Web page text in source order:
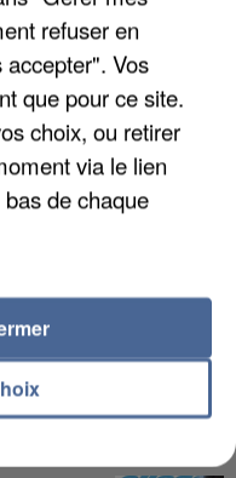
refuser en
Vos
que pour ce site.
choix, ou retirer
via le lien
de chaque